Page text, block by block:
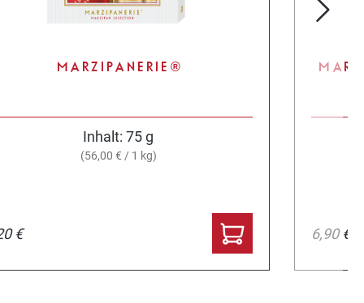
MARZIPANERIE®
Inhalt:75 g
(56,00 € / 1 kg)
€ 6,90 €